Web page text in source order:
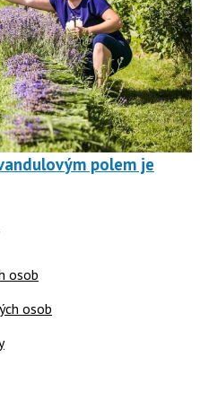
polem je
osob
osob